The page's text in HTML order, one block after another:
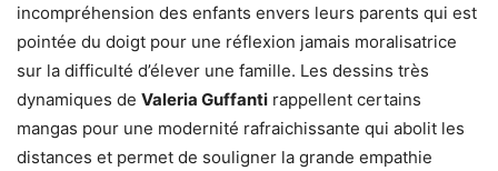
incompréhension des enfants envers leurs parents qui est
pointée du doigt pour une réflexion jamais moralisatrice
sur la difficulté d’élever une famille. Les dessins très
dynamiques de Valeria Guffanti rappellent certains
mangas pour une modernité rafraichissante qui abolit les
distances et permet de souligner la grande empathie